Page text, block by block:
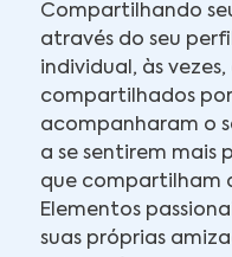
Compartilhando
através do seu
individual, às vezes,
compartilhados por
acompanharam o
a se sentirem mais
que compartilham
Elementos
suas próprias